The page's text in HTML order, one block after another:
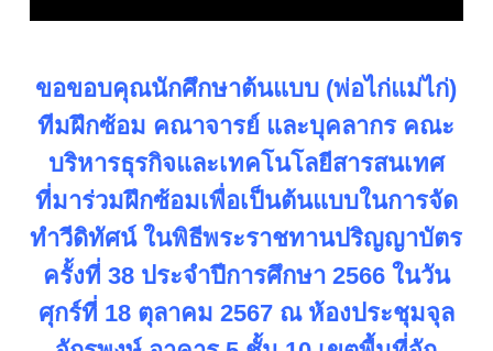
ขอขอบคุณนักศึกษาต้นแบบ (พ่อไก่แม่ไก่)
ทีมฝึกซ้อม คณาจารย์ และบุคลากร คณะ
บริหารธุรกิจและเทคโนโลยีสารสนเทศ
ที่มาร่วมฝึกซ้อมเพื่อเป็นต้นแบบในการจัด
ทำวีดิทัศน์ ในพิธีพระราชทานปริญญาบัตร
ครั้งที่ 38 ประจำปีการศึกษา 2566 ในวัน
ศุกร์ที่ 18 ตุลาคม 2567 ณ ห้องประชุมจุล